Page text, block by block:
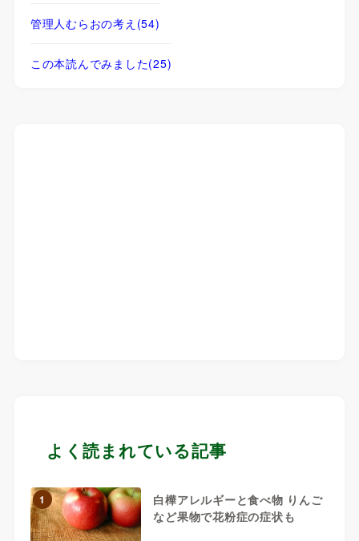
管理人むらおの考え (54)
この本読んでみました(25)
よく読まれている記事
1
白樺アレルギーと食べ物 りんご
など果物で花粉症の症状も